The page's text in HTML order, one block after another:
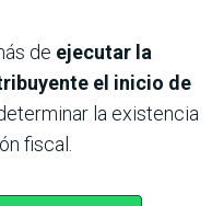
de ejecutar la
el inicio de
la existencia
fiscal.